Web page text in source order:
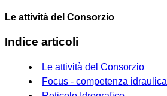
Le attività del Consorzio
Indice articoli
Le attività del Consorzio
Focus - competenza idraulica